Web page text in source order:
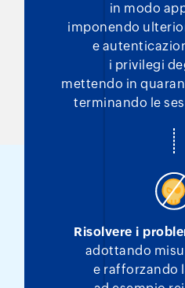
in modo
imponendo
e
i privilegi
mettendo in
terminando le
Risolvere i
adottando
e rafforzando